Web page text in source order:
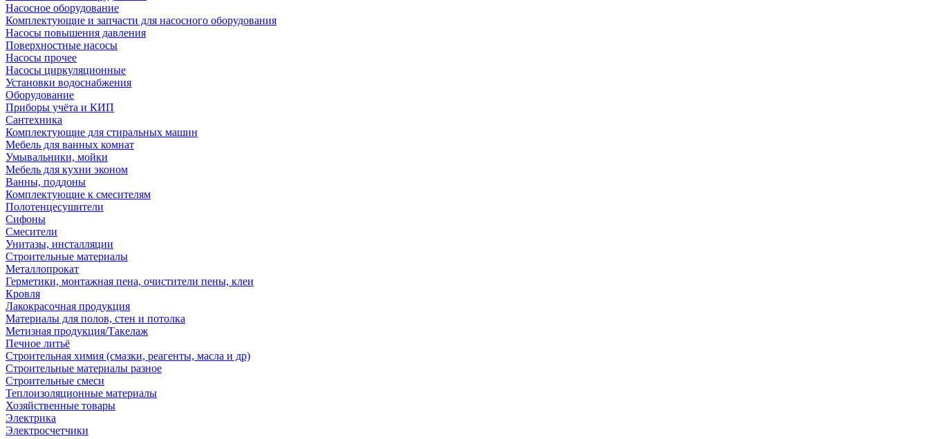
Насосное оборудование
Комплектующие и запчасти для насосного оборудования
Насосы повышения давления
Поверхностные насосы
Насосы прочее
Насосы циркуляционные
Установки водоснабжения
Оборудование
Приборы учёта и КИП
Сантехника
Комплектующие для стиральных машин
Мебель для ванных комнат
Умывальники, мойки
Мебель для кухни эконом
Ванны, поддоны
Комплектующие к смесителям
Полотенцесушители
Сифоны
Смесители
Унитазы, инсталляции
Строительные материалы
Металлопрокат
Герметики, монтажная пена, очистители пены, клеи
Кровля
Лакокрасочная продукция
Материалы для полов, стен и потолка
Метизная продукция/Такелаж
Печное литьё
Строительная химия (смазки, реагенты, масла и др)
Строительные материалы разное
Строительные смеси
Теплоизоляционные материалы
Хозяйственные товары
Электрика
Электросчетчики